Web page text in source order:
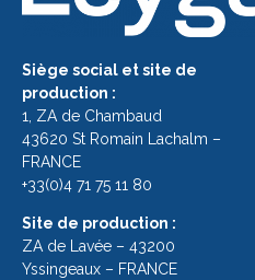
Siège social et site de
production :
1, ZA de Chambaud
43620 St Romain Lachalm –
FRANCE
+33(0)4 71 75 11 80
Site de production :
ZA de Lavée – 43200
Yssingeaux – FRANCE